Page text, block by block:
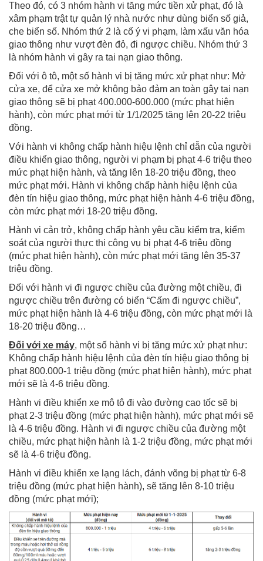
Theo đó, có 3 nhóm hành vi tăng mức tiền xử phạt, đó là
xâm phạm trật tự quản lý nhà nước như dùng biển số giả,
che biển số. Nhóm thứ 2 là cố ý vi phạm, làm xấu văn hóa
giao thông như vượt đèn đỏ, đi ngược chiều. Nhóm thứ 3
là nhóm hành vi gây ra tai nạn giao thông.
Đối với ô tô, một số hành vi bị tăng mức xử phạt như: Mở
cửa xe, để cửa xe mở không bảo đảm an toàn gây tai nạn
giao thông sẽ bị phạt 400.000-600.000 (mức phạt hiện
hành), còn mức phạt mới từ 1/1/2025 tăng lên 20-22 triệu
đồng.
Với hành vi không chấp hành hiệu lệnh chỉ dẫn của người
điều khiển giao thông, người vi phạm bị phạt 4-6 triệu theo
mức phạt hiện hành, và tăng lên 18-20 triệu đồng, theo
mức phạt mới. Hành vi không chấp hành hiệu lệnh của
đèn tín hiệu giao thông, mức phạt hiện hành 4-6 triệu đồng,
còn mức phạt mới 18-20 triệu đồng.
Hành vi cản trở, không chấp hành yêu cầu kiểm tra, kiểm
soát của người thực thi công vụ bị phạt 4-6 triệu đồng
(mức phạt hiện hành), còn mức phạt mới tăng lên 35-37
triệu đồng.
Đối với hành vi đi ngược chiều của đường một chiều, đi
ngược chiều trên đường có biển “Cấm đi ngược chiều”,
mức phạt hiện hành là 4-6 triệu đồng, còn mức phạt mới là
18-20 triệu đồng…
Đối với xe máy, một số hành vi bị tăng mức xử phạt như:
Không chấp hành hiệu lệnh của đèn tín hiệu giao thông bị
phạt 800.000-1 triệu đồng (mức phạt hiện hành), mức phạt
mới sẽ là 4-6 triệu đồng.
Hành vi điều khiển xe mô tô đi vào đường cao tốc sẽ bị
phạt 2-3 triệu đồng (mức phạt hiện hành), mức phạt mới sẽ
là 4-6 triệu đồng. Hành vi đi ngược chiều của đường một
chiều, mức phạt hiện hành là 1-2 triệu đồng, mức phạt mới
sẽ là 4-6 triệu đồng.
Hành vi điều khiển xe lạng lách, đánh võng bị phạt từ 6-8
triệu đồng (mức phạt hiện hành), sẽ tăng lên 8-10 triệu
đồng (mức phạt mới);